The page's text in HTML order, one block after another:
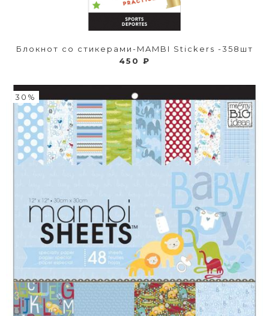
Блокнот со стикерами-MAMBI Stickers -358шт
450 ₽
30%